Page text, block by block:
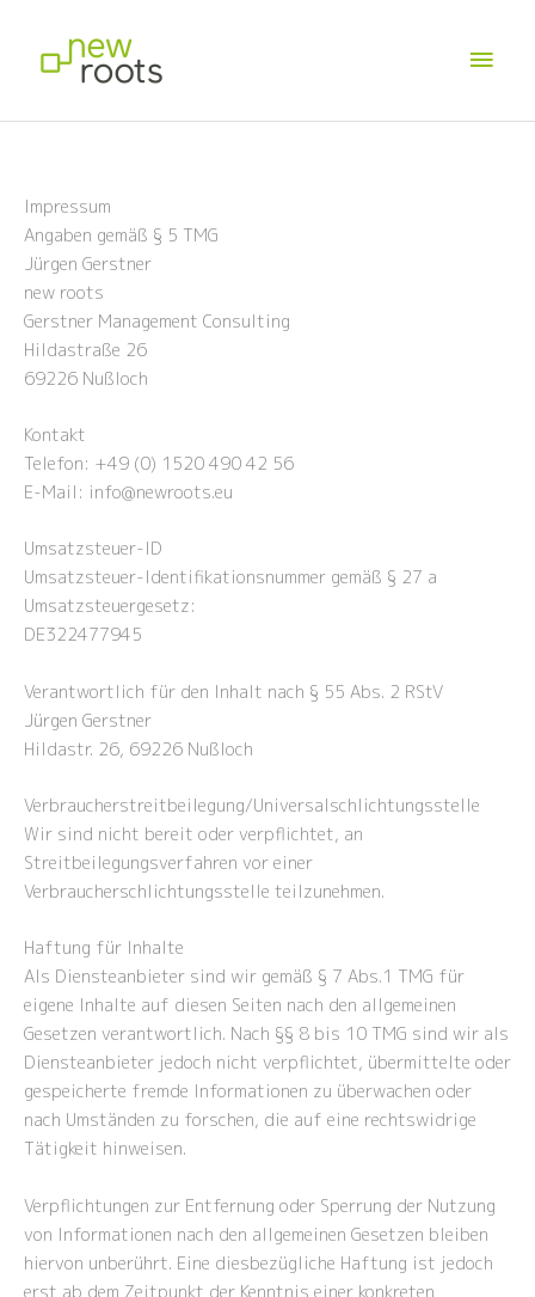
springen
Impressum
Angaben gemäß § 5 TMG
Jürgen Gerstner
new roots
Gerstner Management Consulting
Hildastraße 26
69226 Nußloch
Kontakt
Telefon: +49 (0) 1520 490 42 56
E-Mail: info@newroots.eu
Umsatzsteuer-ID
Umsatzsteuer-Identifikationsnummer gemäß § 27 a
Umsatzsteuergesetz:
DE322477945
Verantwortlich für den Inhalt nach § 55 Abs. 2 RStV
Jürgen Gerstner
Hildastr. 26, 69226 Nußloch
Verbraucher­streit­beilegung/Universal­schlichtungs­stelle
Wir sind nicht bereit oder verpflichtet, an
Streitbeilegungsverfahren vor einer
Verbraucherschlichtungsstelle teilzunehmen.
Haftung für Inhalte
Als Diensteanbieter sind wir gemäß § 7 Abs.1 TMG für
eigene Inhalte auf diesen Seiten nach den allgemeinen
Gesetzen verantwortlich. Nach §§ 8 bis 10 TMG sind wir als
Diensteanbieter jedoch nicht verpflichtet, übermittelte oder
gespeicherte fremde Informationen zu überwachen oder
nach Umständen zu forschen, die auf eine rechtswidrige
Tätigkeit hinweisen.
Verpflichtungen zur Entfernung oder Sperrung der Nutzung
von Informationen nach den allgemeinen Gesetzen bleiben
hiervon unberührt. Eine diesbezügliche Haftung ist jedoch
erst ab dem Zeitpunkt der Kenntnis einer konkreten